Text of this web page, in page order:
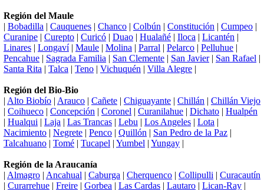
Región del Maule
| Bobadilla | Cauquenes | Chanco | Colbún | Constitución | Cumpeo |
Curanipe | Curepto | Curicó | Duao | Hualañé | Iloca | Licantén |
Linares | Longaví| Maule | Molina | Parral | Pelarco | Pelluhue |
Pencahue | Sagrada Familia | San Clemente | San Javier| San Rafael |
Santa Rita | Talca | Teno | Vichuquén | Villa Alegre |
Región del Bio-Bio
| Alto Biobío | Arauco | Cañete | Chiguayante | Chillán | Chillán Viejo
| Coihueco | Concepción | Coronel | Curanilahue | Dichato | Hualpén
| Hualqui | Laja | Las Trancas | Lebu | Los Angeles | Lota |
Nacimiento | Negrete | Penco | Quillón | San Pedro de la Paz |
Talcahuano | Tomé | Tucapel | Yumbel | Yungay |
Región de la Araucanía
| Almagro | Ancahual | Caburga | Cherquenco | Collipulli | Curacautín
| Curarrehue | Freire | Gorbea | Las Cardas | Lautaro | Lican-Ray |